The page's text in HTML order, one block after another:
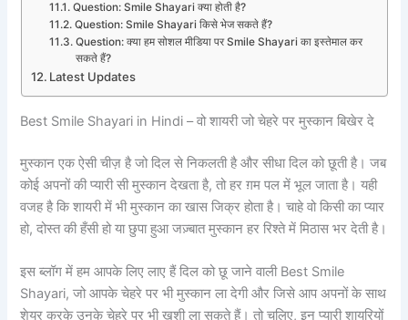
Question: Smile Shayari क्या होती है?
Question: Smile Shayari किसे भेज सकते हैं?
Question: क्या हम सोशल मीडिया पर Smile Shayari का इस्तेमाल कर
सकते हैं?
Latest Updates
Best Smile Shayari in Hindi – वो शायरी जो चेहरे पर मुस्कान बिखेर दे
मुस्कान एक ऐसी चीज़ है जो दिल से निकलती है और सीधा दिल को छूती है। जब
कोई अपनों की प्यारी सी मुस्कान देखता है, तो हर ग़म पल में भूल जाता है। यही
वजह है कि शायरी में भी मुस्कान का खास जिक्र होता है। चाहे वो किसी का प्यार
हो, दोस्त की हँसी हो या छुपा हुआ जज़्बात मुस्कान हर रिश्ते में मिठास भर देती है।
इस ब्लॉग में हम आपके लिए लाए हैं दिल को छू जाने वाली Best Smile
Shayari, जो आपके चेहरे पर भी मुस्कान ला देगी और जिसे आप अपनों के साथ
शेयर करके उनके चेहरे पर भी खुशी ला सकते हैं। तो चलिए, इन प्यारी शायरियों